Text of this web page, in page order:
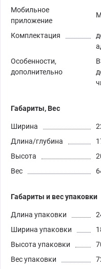
Мобильное
приложение
Комплектация
Особенности,
дополнительно
Габариты, Вес
Ширина
Длина/глубина
Высота
Вес
Габариты и вес упаковки
Длина упаковки
Ширина упаковки
Высота упаковки
Вес упаковки